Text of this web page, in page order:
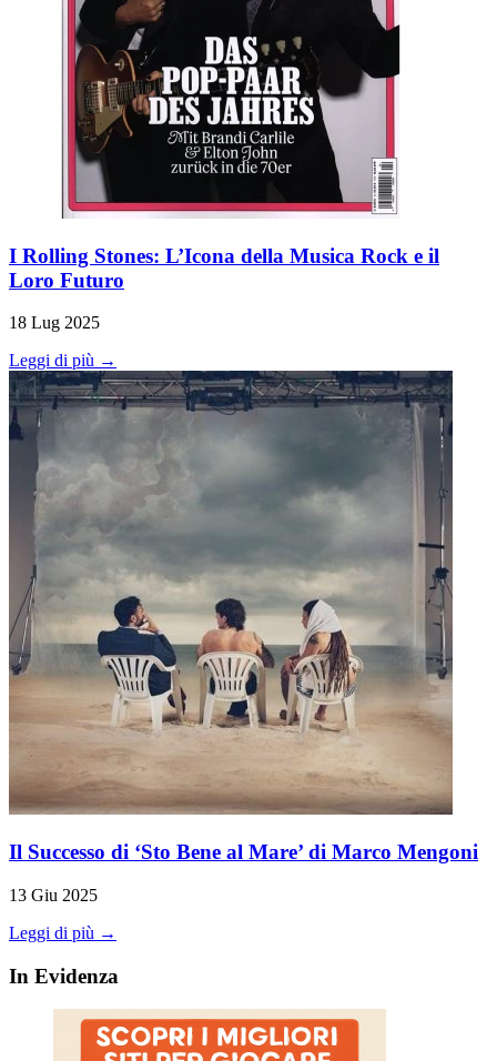
I Rolling Stones: L’Icona della Musica Rock e il
Loro Futuro
18 Lug 2025
Leggi di più →
Il Successo di ‘Sto Bene al Mare’ di Marco Mengoni
13 Giu 2025
Leggi di più →
In Evidenza